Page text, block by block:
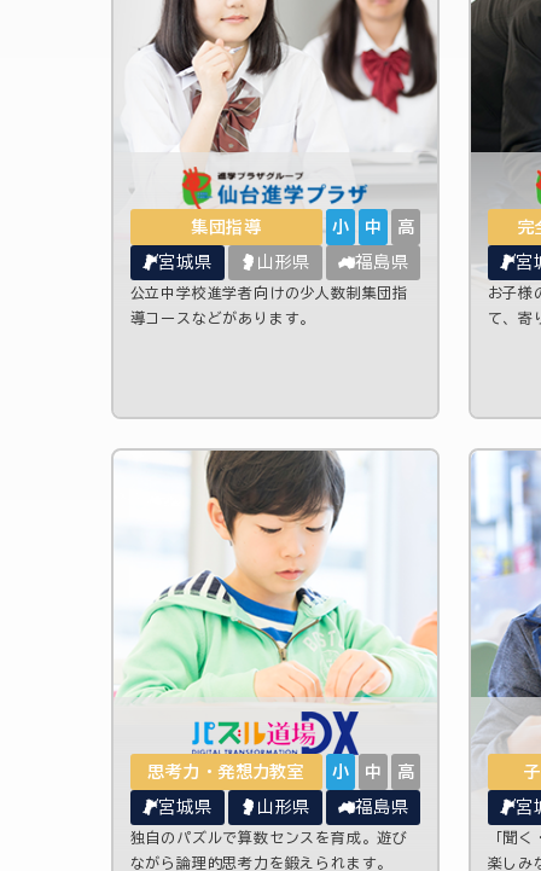
集団指導 小 中 高
宮城県 山形県 福島県
公立中学校進学者向けの少人数制集団指
導コースなどがあります。
完
宮
お子様
て、寄
思考力・発想力教室 小 中 高
宮城県 山形県 福島県
独自のパズルで算数センスを育成。遊び
ながら論理的思考力を鍛えられます。
宮
「聞
楽しみ